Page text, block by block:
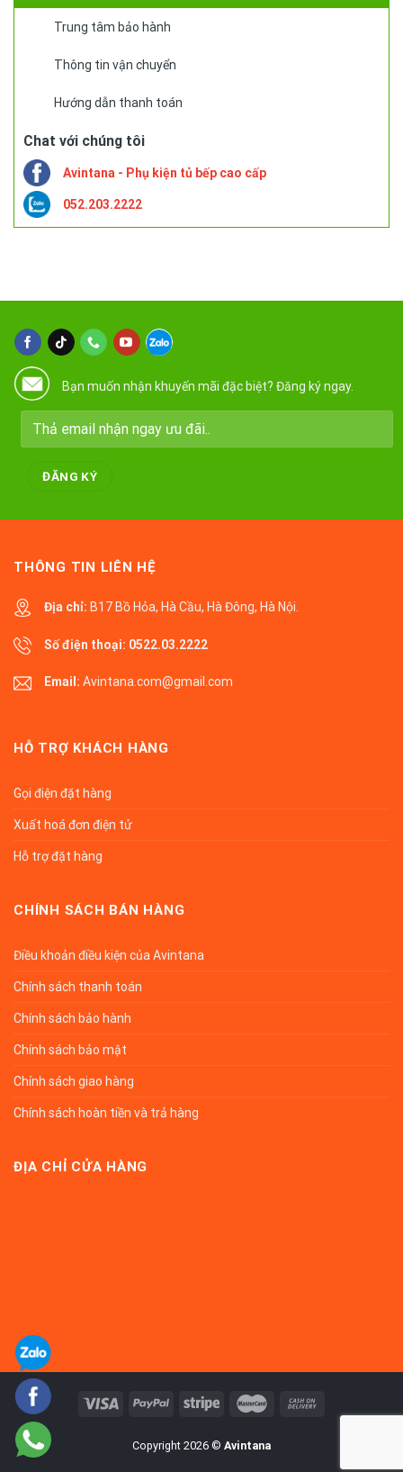
Trung tâm bảo hành
Thông tin vận chuyển
Hướng dẫn thanh toán
Chat với chúng tôi
Avintana - Phụ kiện tủ bếp cao cấp
052.203.2222
Bạn muốn nhận khuyến mãi đặc biệt? Đăng ký ngay.
THÔNG TIN LIÊN HỆ
Địa chỉ: B17 Bồ Hỏa, Hà Cầu, Hà Đông, Hà Nội.
Số điện thoại: 0522.03.2222
Email: Avintana.com@gmail.com
HỖ TRỢ KHÁCH HÀNG
Gọi điện đặt hàng
Xuất hoá đơn điện tử
Hỗ trợ đặt hàng
CHÍNH SÁCH BÁN HÀNG
Điều khoản điều kiện của Avintana
Chính sách thanh toán
Chính sách bảo hành
Chính sách bảo mật
Chính sách giao hàng
Chính sách hoàn tiền và trả hàng
ĐỊA CHỈ CỬA HÀNG
Copyright 2026 © Avintana